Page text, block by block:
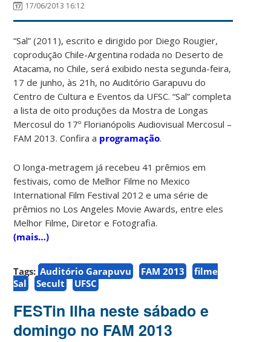
17/06/2013 16:12
“Sal” (2011), escrito e dirigido por Diego Rougier,
coprodução Chile-Argentina rodada no Deserto de
Atacama, no Chile, será exibido nesta segunda-feira,
17 de junho, às 21h, no Auditório Garapuvu do
Centro de Cultura e Eventos da UFSC. “Sal” completa
a lista de oito produções da Mostra de Longas
Mercosul do 17º Florianópolis Audiovisual Mercosul –
FAM 2013. Confira a programação.
O longa-metragem já recebeu 41 prêmios em
festivais, como de Melhor Filme no Mexico
International Film Festival 2012 e uma série de
prêmios no Los Angeles Movie Awards, entre eles
Melhor Filme, Diretor e Fotografia.
(mais…)
Tags: Auditório Garapuvu FAM 2013
filme
Sal
Secult UFSC
FESTin Ilha neste sábado e
domingo no FAM 2013